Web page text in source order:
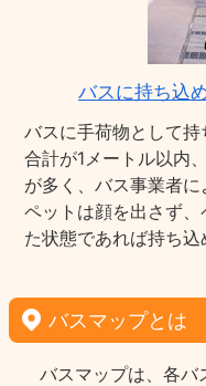
バスに持ち込
バスに手荷物として
合計が1メートル以内
が多く、バス事業者に
ペットは顔を出さず
た状態であれば持ち込
バスマップとは
バスマップは、各バ